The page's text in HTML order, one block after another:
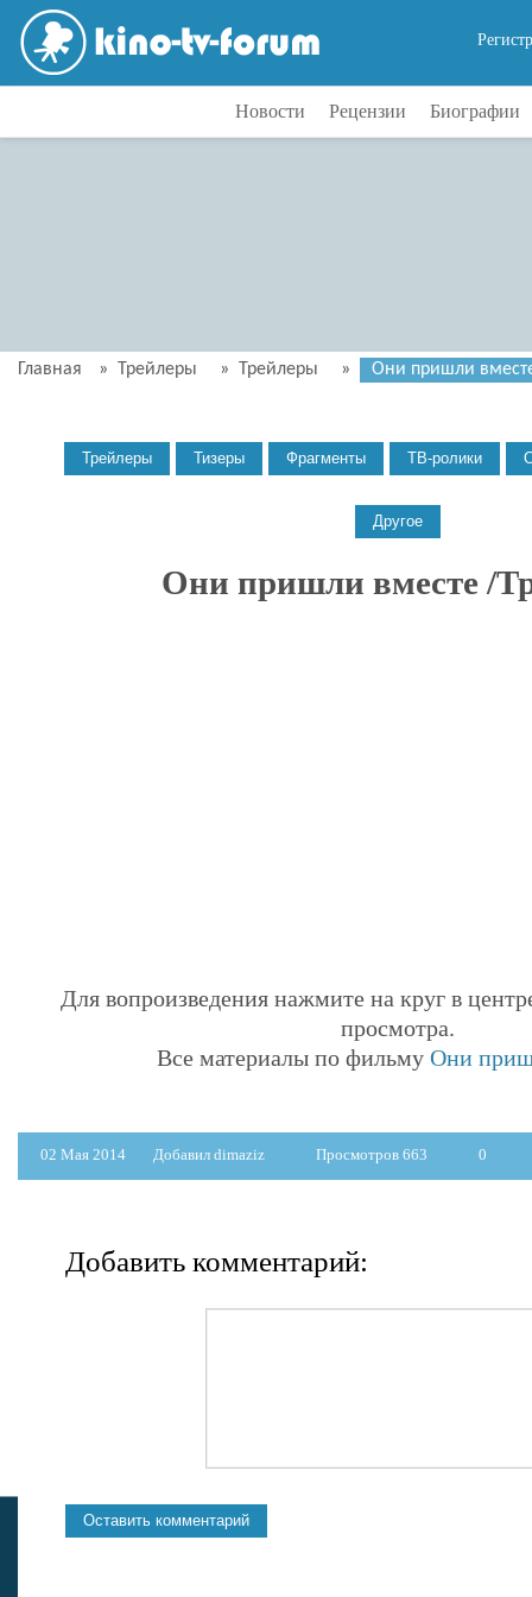
Новости Рецензии Биографии
Главная » Трейлеры » Трейлеры » Они пришли
Они пришли вместе /
Для вопроизведения нажмите на круг в
просмотра.
Все материалы по фильму Они
02 Мая 2014 Добавил dimaziz Просмотров 663 0
Добавить комментарий: